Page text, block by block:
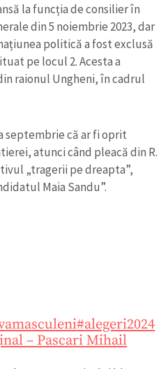
la funcția de consilier în
din 5 noiembrie 2023, dar
politică a fost exclusă
pe locul 2. Acesta a
raionul Ungheni, în cadrul
septembrie că ar fi oprit
atunci când pleacă din R.
„tragerii pe dreapta”,
Maia Sandu”.
#alegeri2024
– Pascari Mihail
titlu
imagine
media